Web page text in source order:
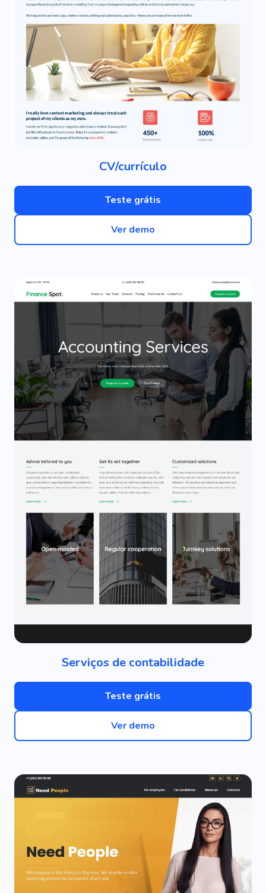
CV/currículo
Teste grátis
Ver demo
Serviços de contabilidade
Teste grátis
Ver demo